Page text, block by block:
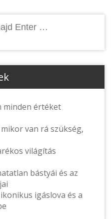
minden értéket
van rá szükség,
világítás
bástyái és az
igáslova és a